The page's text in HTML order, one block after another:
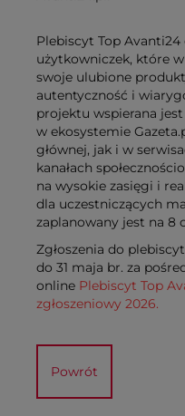
Plebiscyt Top Avanti24
użytkowniczek, które
swoje ulubione
autentyczność i
projektu wspierana
w ekosystemie
głównej, jak i w
kanałach
na wysokie zasięgi i
dla uczestniczących
zaplanowany jest na 8
Zgłoszenia do
do 31 maja br. za
online Plebiscyt Top
zgłoszeniowy 2026.
Powrót